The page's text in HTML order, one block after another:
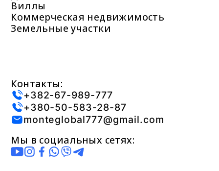
Виллы
Коммерческая недвижимость
Земельные участки
Контакты:
+382-67-989-777
+380-50-583-28-87
monteglobal777@gmail.com
Мы в социальных сетях: